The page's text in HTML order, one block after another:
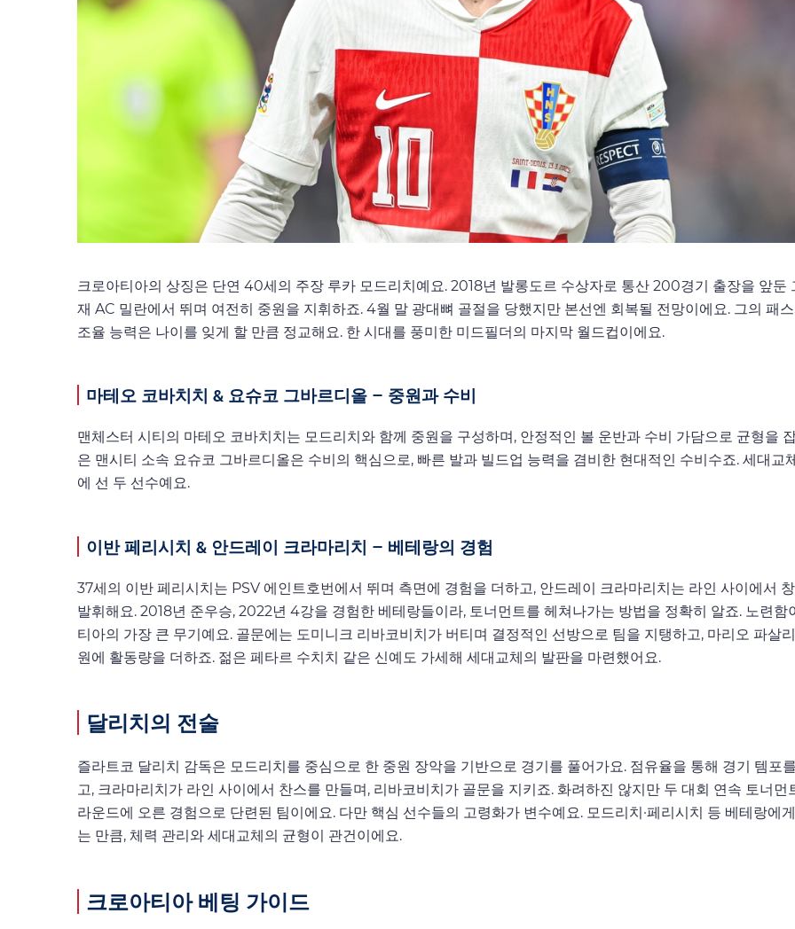
크로아티아의 상징은 단연 40세의 주장 루카 모드리치예요. 2018년 발롱도르 수상자로 통산 200경기 출장을 앞둔
재 AC 밀란에서 뛰며 여전히 중원을 지휘하죠. 4월 말 광대뼈 골절을 당했지만 본선엔 회복될 전망이에요. 그의 패
조율 능력은 나이를 잊게 할 만큼 정교해요. 한 시대를 풍미한 미드필더의 마지막 월드컵이에요.
마테오 코바치치 & 요슈코 그바르디올 – 중원과 수비
맨체스터 시티의 마테오 코바치치는 모드리치와 함께 중원을 구성하며, 안정적인 볼 운반과 수비 가담으로 균형을
은 맨시티 소속 요슈코 그바르디올은 수비의 핵심으로, 빠른 발과 빌드업 능력을 겸비한 현대적인 수비수죠. 세대교
에 선 두 선수예요.
이반 페리시치 & 안드레이 크라마리치 – 베테랑의 경험
37세의 이반 페리시치는 PSV 에인트호번에서 뛰며 측면에 경험을 더하고, 안드레이 크라마리치는 라인 사이에서
발휘해요. 2018년 준우승, 2022년 4강을 경험한 베테랑들이라, 토너먼트를 헤쳐나가는 방법을 정확히 알죠. 노련함
티아의 가장 큰 무기예요. 골문에는 도미니크 리바코비치가 버티며 결정적인 선방으로 팀을 지탱하고, 마리오 파살
원에 활동량을 더하죠. 젊은 페타르 수치치 같은 신예도 가세해 세대교체의 발판을 마련했어요.
달리치의 전술
즐라트코 달리치 감독은 모드리치를 중심으로 한 중원 장악을 기반으로 경기를 풀어가요. 점유율을 통해 경기 템포
고, 크라마리치가 라인 사이에서 찬스를 만들며, 리바코비치가 골문을 지키죠. 화려하진 않지만 두 대회 연속 토너먼
라운드에 오른 경험으로 단련된 팀이에요. 다만 핵심 선수들의 고령화가 변수예요. 모드리치·페리시치 등 베테랑에
는 만큼, 체력 관리와 세대교체의 균형이 관건이에요.
크로아티아 베팅 가이드